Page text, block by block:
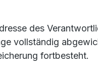
des
vollständig
fortbesteht.